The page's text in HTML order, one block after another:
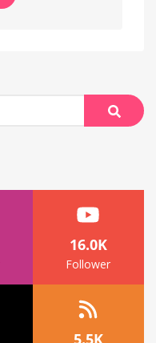
Suche
16.0K
Follower
5.5K